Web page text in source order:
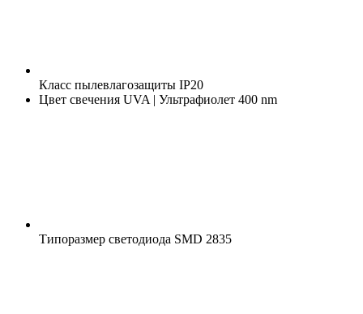
Класс пылевлагозащиты IP20
Цвет свечения UVA | Ультрафиолет 400 nm
Типоразмер светодиода SMD 2835